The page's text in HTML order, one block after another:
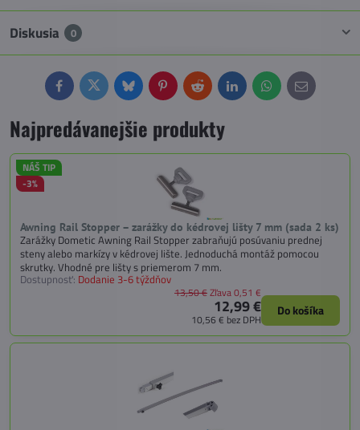
Diskusia 0
FacebookTwitterBlueskyPinterestReddit LinkedInWhatsApp
E-
mail
Najpredávanejšie produkty
Awning Rail Stopper – zarážky do kédrovej lišty 7 mm (sada 2 ks)
NÁŠ TIP
-3%
Zarážky Dometic Awning Rail Stopper zabraňujú posúvaniu prednej
steny alebo markízy v kédrovej lište. Jednoduchá montáž pomocou
skrutky. Vhodné pre lišty s priemerom 7 mm.
Dostupnosť: Dodanie 3-6 týždňov
12,99 €
10,56 € bez DPH
13,50 €Zľava 0,51 €
Do košíka